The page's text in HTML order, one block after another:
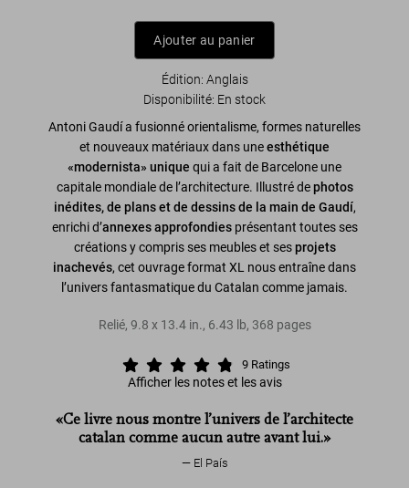
Ajouter au panier
Édition: Anglais
Disponibilité: En stock
Antoni Gaudí a fusionné orientalisme, formes naturelles
et nouveaux matériaux dans uneesthétique
«modernista» unique qui a fait de Barcelone une
capitale mondiale de l’architecture. Illustré dephotos
inédites, de plans et de dessins de la main de Gaudí,
enrichi d’annexes approfondiesprésentant toutes ses
créations y compris ses meubles et sesprojets
inachevés, cet ouvrage format XL nous entraîne dans
l’univers fantasmatique du Catalan comme jamais.
Relié, 9.8 x 13.4 in., 6.43 lb, 368 pages
9 Ratings
Afficher les notes et les avis
«Ce livre nous montre l’univers de l’architecte
catalan comme aucun autre avant lui.»
El País